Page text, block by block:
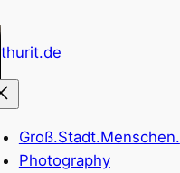
thurit.de
Groß.Stadt.Menschen.
Photography